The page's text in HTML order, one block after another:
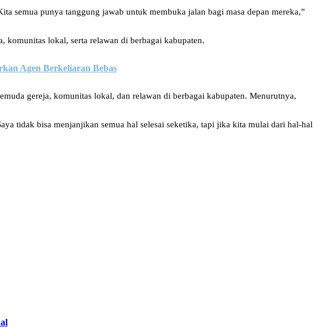
semua punya tanggung jawab untuk membuka jalan bagi masa depan mereka,”
komunitas lokal, serta relawan di berbagai kabupaten.
Agen Berkeliaran Bebas
gereja, komunitas lokal, dan relawan di berbagai kabupaten. Menurutnya,
tidak bisa menjanjikan semua hal selesai seketika, tapi jika kita mulai dari hal-hal